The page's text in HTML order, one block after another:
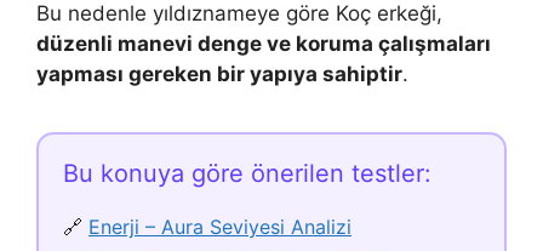
Bu nedenle yıldıznameye göre Koç erkeği,
düzenli manevi denge ve koruma çalışmaları
yapması gereken bir yapıya sahiptir.
Bu konuya göre önerilen testler:
🔗 Enerji – Aura Seviyesi Analizi